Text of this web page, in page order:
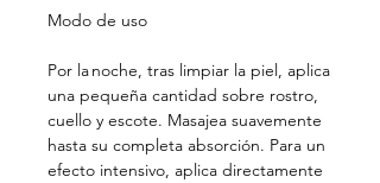
Modo de uso
Por la noche, tras limpiar la piel, aplica
una pequeña cantidad sobre rostro,
cuello y escote. Masajea suavemente
hasta su completa absorción. Para un
efecto intensivo, aplica directamente